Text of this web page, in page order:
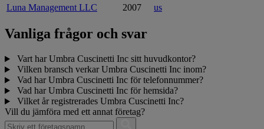
Luna Management LLC
2007 us
Vanliga frågor och svar
Vart har Umbra Cuscinetti Inc sitt huvudkontor?
Vilken bransch verkar Umbra Cuscinetti Inc inom?
Vad har Umbra Cuscinetti Inc för telefonnummer?
Vad har Umbra Cuscinetti Inc för hemsida?
Vilket år registrerades Umbra Cuscinetti Inc?
Vill du jämföra med ett annat företag?